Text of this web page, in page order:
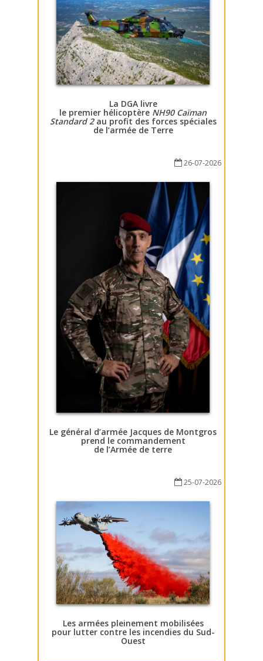
La DGA livre
le premier hélicoptère NH90 Caïman
Standard 2au profit des forces spéciales
de l’armée de Terre
26-07-2026
Le général d’armée Jacques de Montgros
prend le commandement
de l’Armée de terre
25-07-2026
Les armées pleinement mobilisées
pour lutter contre les incendies du Sud-
Ouest